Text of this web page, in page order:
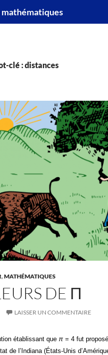
mathématiques
clé : distances
,MATHÉMATIQUES
DE Π
LAISSER UN COMMENTAIRE
établissant que π = 4 fut
de l’Indiana (États-Unis